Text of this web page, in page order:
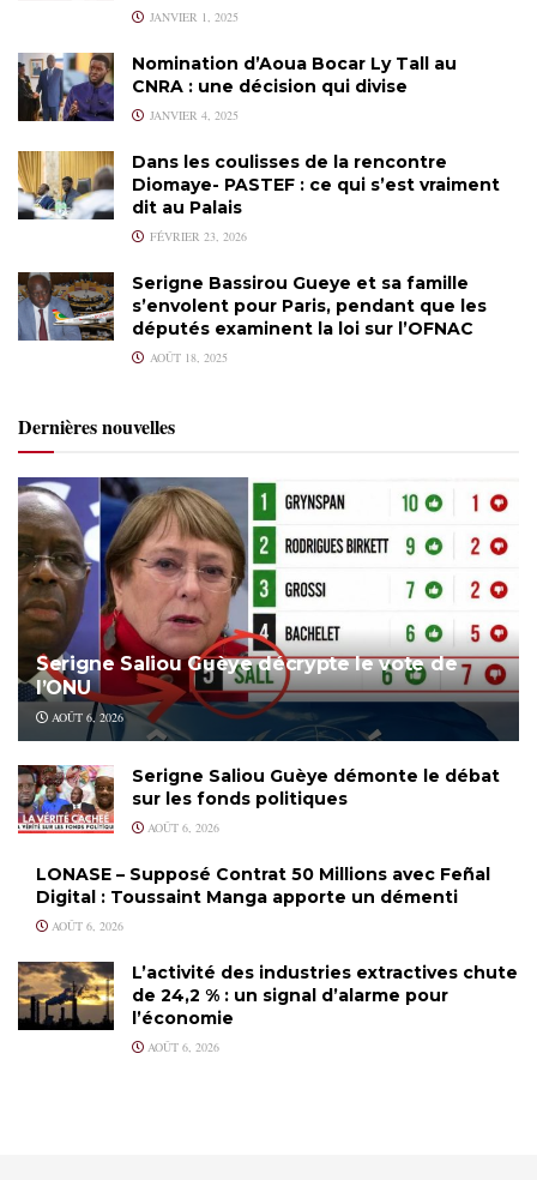
JANVIER 1, 2025
Nomination d’Aoua Bocar Ly Tall au
CNRA : une décision qui divise
JANVIER 4, 2025
Dans les coulisses de la rencontre
Diomaye- PASTEF : ce qui s’est vraiment
dit au Palais
FÉVRIER 23, 2026
Serigne Bassirou Gueye et sa famille
s’envolent pour Paris, pendant que les
députés examinent la loi sur l’OFNAC
AOÛT 18, 2025
Dernières nouvelles
Serigne Saliou Guèye décrypte le vote de
l’ONU
AOÛT 6, 2026
Serigne Saliou Guèye démonte le débat
sur les fonds politiques
AOÛT 6, 2026
LONASE – Supposé Contrat 50 Millions avec Feñal
Digital : Toussaint Manga apporte un démenti
AOÛT 6, 2026
L’activité des industries extractives chute
de 24,2 % : un signal d’alarme pour
l’économie
AOÛT 6, 2026